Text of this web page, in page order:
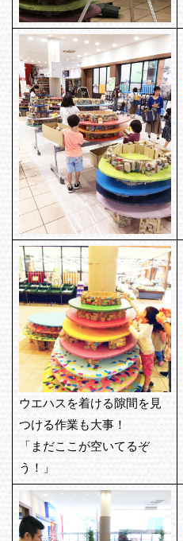
ウエハスを着ける隙間を見
つける作業も大事！
「まだここが空いてるぞ
う！」